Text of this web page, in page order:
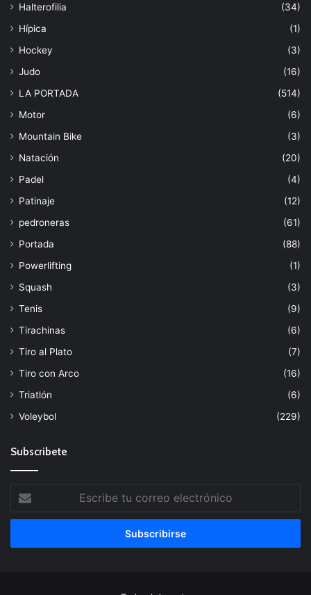
Halterofilia
(34)
Hípica
(1)
Hockey
(3)
Judo
(16)
LA PORTADA
(514)
Motor
(6)
Mountain Bike
(3)
Natación
(20)
Padel
(4)
Patinaje
(12)
pedroneras
(61)
Portada
(88)
Powerlifting
(1)
Squash
(3)
Tenis
(9)
Tirachinas
(6)
Tiro al Plato
(7)
Tiro con Arco
(16)
Triatlón
(6)
Voleybol
(229)
Subscribete
tu
correo